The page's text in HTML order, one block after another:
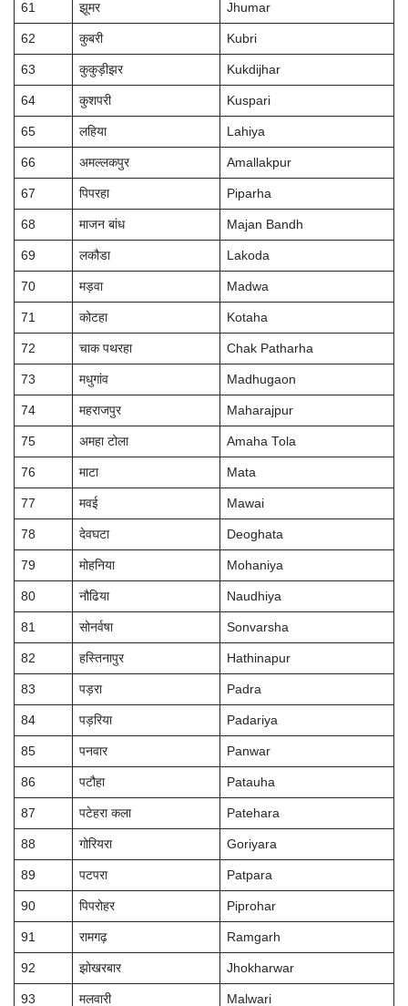
61 झूमर Jhumar
62 कुबरी Kubri
63 कुकुड़ीझर Kukdijhar
64 कुशपरी Kuspari
65 लहिया Lahiya
66 अमल्लकपुर Amallakpur
67 पिपरहा Piparha
68 माजन बांध Majan Bandh
69 लकौडा Lakoda
70 मड़वा Madwa
71 कोटहा Kotaha
72 चाक पथरहा Chak Patharha
73 मधुगांव Madhugaon
74 महराजपुर Maharajpur
75 अमहा टोला Amaha Tola
76 माटा Mata
77 मवई Mawai
78 देवघटा Deoghata
79 मोहनिया Mohaniya
80 नौढिया Naudhiya
81 सोनर्वषा Sonvarsha
82 हस्तिनापुर Hathinapur
83 पड़रा Padra
84 पड़रिया Padariya
85 पनवार Panwar
86 पटौहा Patauha
87 पटेहरा कला Patehara
88 गोरियरा Goriyara
89 पटपरा Patpara
90 पिपरोहर Piprohar
91 रामगढ़ Ramgarh
92 झोखरबार Jhokharwar
93 मलवारी Malwari